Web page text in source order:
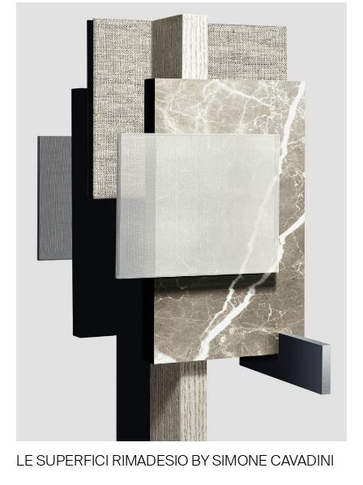
LE SUPERFICI RIMADESIO BY SIMONE CAVADINI